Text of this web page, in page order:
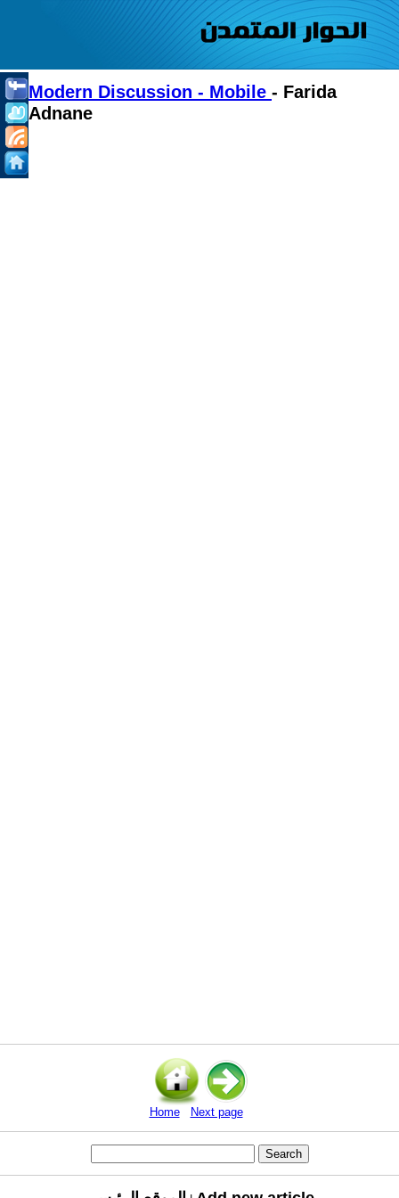
Modern Discussion - Mobile - Farida
Adnane
Home Next page